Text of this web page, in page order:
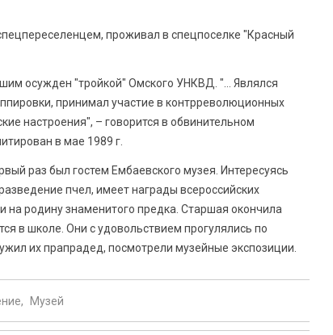
проживал в спецпоселке "Красный
осужден "тройкой" Омского УНКВД. "… Являлся
принимал участие в контрреволюционных
настроения", – говорится в обвинительном
в мае 1989 г.
раз был гостем Ембаевского музея. Интересуясь
пчел, имеет награды всероссийских
родину знаменитого предка. Старшая окончила
в школе. Они с удовольствием прогулялись по
их прапрадед, посмотрели музейные экспозиции.
Музей